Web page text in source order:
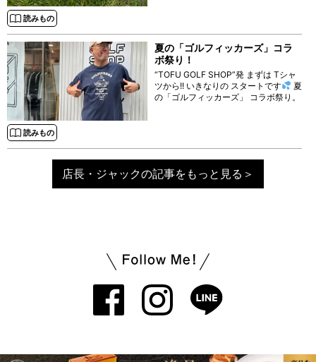
読みもの
読みもの
夏の「ゴルフィッカーズ」コラ
ボ祭り！
“TOFU GOLF SHOP”発 まずは Tシャ
ツから!! いきなりの スタートです
夏
の「ゴルフィッカーズ」 コラボ祭り。
店長・ジャックの記事をもっと見る＞